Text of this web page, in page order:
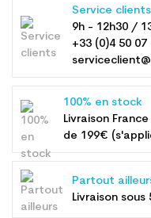
Service clients
9h - 12h30 /
+33 (0)4 50 07
100% en stock
Livraison
de 199€
Partout
Livraison sous